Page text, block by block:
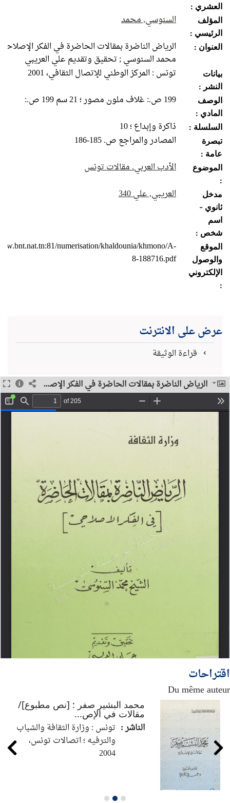
العشري :
المؤلف
الرئيسي :
السنوسي, محمد
العنوان :
الرياض الناضرة بمقالات الحاضرة في الفكر
محمد السنوسي ; تحقيق وتقديم علي العريبي
بيانات
النشر :
تونس : المركز الوطني للإتصال الثقافي، 2001
الوصف
المادي :
199 ص.: غلاف ملون مصور ؛ 21 سم 199 ص.:
السلسلة : ذاكرة وإبداع ؛ 10
تبصرة
عامة :
المصادر والمراجع ص. 185-186
الموضوع
:
الأدب العربي. مقالات تونس
مدخل
ثانوي -
اسم
شخص :
العريبي, علي 340
الموقع
والوصول
الإلكتروني
:
numerisation/khaldounia/khmono/A-
8-188716.pdf
عرض على الانترنت
قراءة الوثيقة
الرياض الناضرة بمقالات الحاضرة في الفكر الإصلاحي
اقتراحات
Du même auteur
محمد البشير صفر : [نص مطبوع]/
مقالات في الإص...
الناشر : تونس : وزارة الثقافة والشباب
والترفيه ؛ اتصالات تونس،
2004